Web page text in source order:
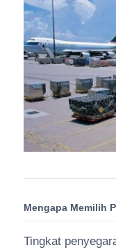
Mengapa Memilih
Tingkat